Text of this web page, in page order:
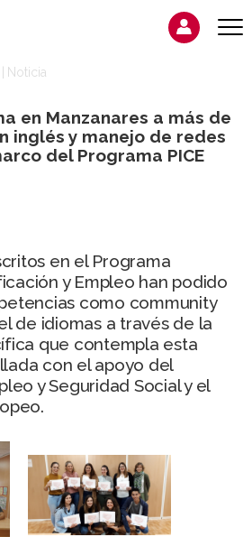
Noticia
en Manzanares a más de
inglés y manejo de redes
del Programa PICE
en el Programa
y Empleo han podido
como community
de idiomas a través de la
que contempla esta
con el apoyo del
y Seguridad Social y el